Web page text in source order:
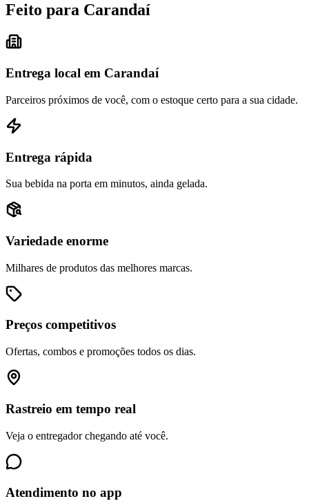
Feito para Carandaí
Entrega local em Carandaí
Parceiros próximos de você, com o estoque certo para a sua cidade.
Entrega rápida
Sua bebida na porta em minutos, ainda gelada.
Variedade enorme
Milhares de produtos das melhores marcas.
Preços competitivos
Ofertas, combos e promoções todos os dias.
Rastreio em tempo real
Veja o entregador chegando até você.
Atendimento no app